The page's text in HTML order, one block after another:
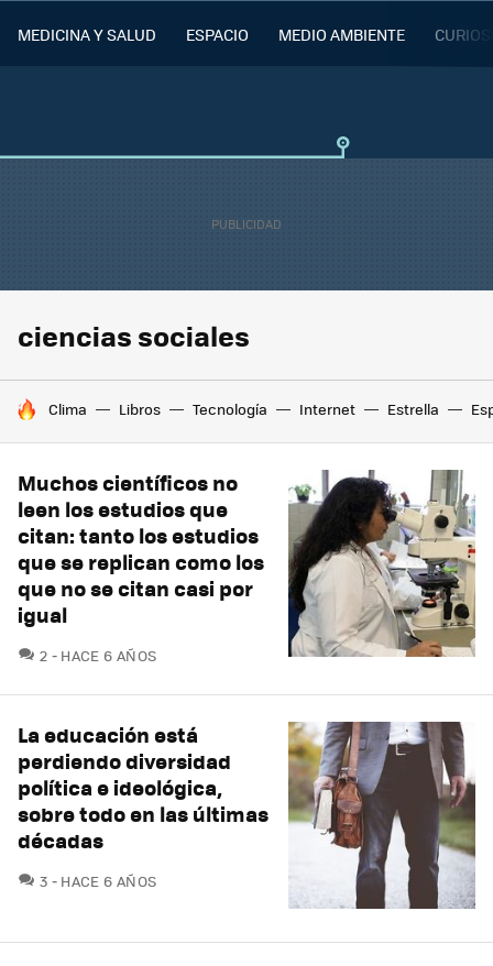
MEDICINA Y SALUD ESPACIO MEDIO AMBIENTE
ciencias sociales
HOY SE HABLA DE
Clima Libros Tecnología Internet Estrella
Muchos científicos no
leen los estudios que
citan: tanto los estudios
que se replican como los
que no se citan casi por
igual
2 COMENTARIOS
HACE 6 AÑOS
La educación está
perdiendo diversidad
política e ideológica,
sobre todo en las últimas
décadas
3 COMENTARIOS
HACE 6 AÑOS